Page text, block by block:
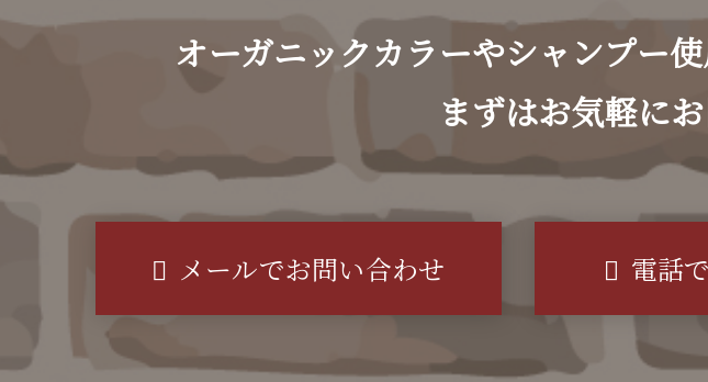
オーガニックカラーやシャンプー
まずはお気軽に
メールでお問い合わせ 電話